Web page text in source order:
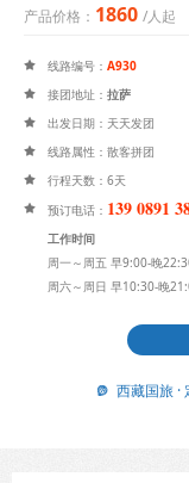
产品价格： 1860 /人起
 线路编号： A930
 接团地址： 拉萨
 出发日期：天天发团
 线路属性：散客拼团
 行程天数：6天
 预订电话： 139 0891
工作时间
周一～周五 早9:00-晚
周六～周日 早10:30-晚
 西藏国旅 ·